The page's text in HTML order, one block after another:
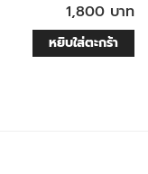
1,800 บาท
หยิบใส่ตะกร้า